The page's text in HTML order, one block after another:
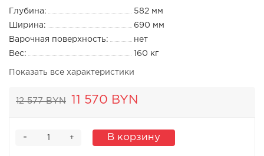
Глубина:
582 мм
Ширина:
690 мм
Варочная поверхность:
нет
Вес:
160 кг
Показать все характеристики
12 577 BYN 11 570 BYN
+
- В корзину